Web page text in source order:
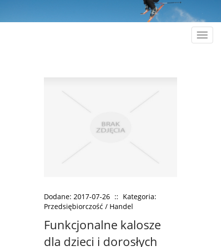
Dodane: 2017-07-26 :: Kategoria:
Przedsiębiorczość / Handel
Funkcjonalne kalosze
dla dzieci i dorosłych